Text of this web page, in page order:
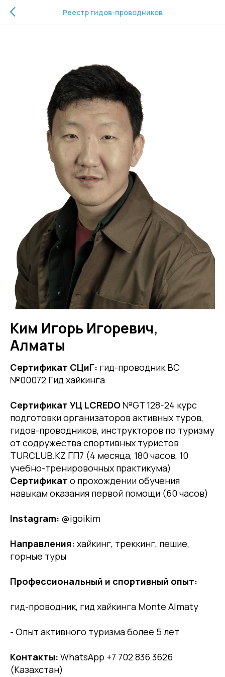
Реестр гидов-проводников
Ким Игорь Игоревич,
Алматы
Сертификат СЦиГ: гид-проводник ВС
№00072 Гид хайкинга
Сертификат УЦ LCREDO №GT 128-24 курс
подготовки организаторов активных туров,
гидов-проводников, инструкторов по туризму
от содружества спортивных туристов
TURCLUB.KZ ГП7 (4 месяца, 180 часов, 10
учебно-тренировочных практикума)
Сертификат о прохождении обучения
навыкам оказания первой помощи (60 часов)
Instagram: @igoikim
Направления: хайкинг, треккинг, пешие,
горные туры
Профессиональный и спортивный опыт:
гид-проводник, гид хайкинга Monte Almaty
- Опыт активного туризма более 5 лет
Контакты: WhatsApp +7 702 836 3626
(Казахстан)